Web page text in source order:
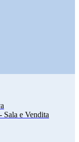
Sala e Vendita